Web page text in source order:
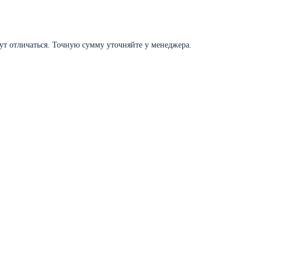
отличаться. Точную сумму уточняйте у менеджера.